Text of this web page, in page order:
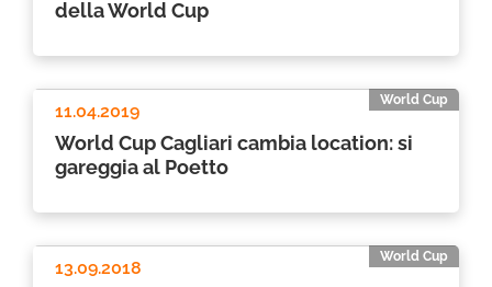
della World Cup
World Cup
11.04.2019
World Cup Cagliari cambia location: si
gareggia al Poetto
World Cup
13.09.2018